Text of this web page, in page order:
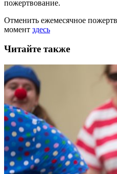
пожертвование.
Отменить ежемесячное
момент здесь
Читайте также